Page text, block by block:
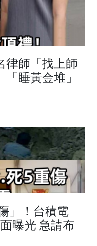
律師「找上師
睡黃金堆」
」！台積電
曝光 急請布